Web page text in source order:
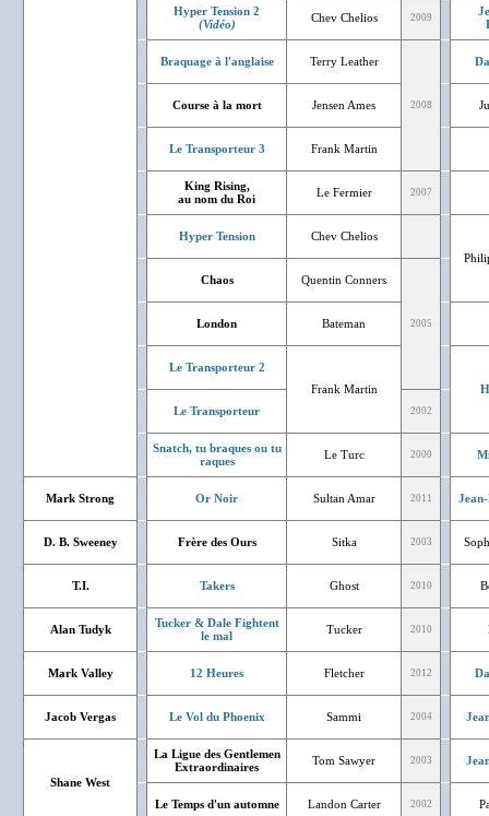
Hyper Tension 2
(Vidéo)
Chev Chelios 2009
Braquage à l'anglaise Terry Leather
2008
Course à la mort Jensen Ames
Le Transporteur 3 Frank Martin
King Rising,
au nom du Roi
Le Fermier 2007
Hyper Tension
Chev Chelios
Chaos
Quentin Conners
2005
London Bateman
Le Transporteur 2
Frank Martin
Le Transporteur
2002
Snatch, tu braques ou tu
raques
Le Turc 2000
Mark Strong Or Noir Sultan Amar 2011
D. B. Sweeney Frère des Ours Sitka 2003
T.I. Takers Ghost 2010
Alan Tudyk
Tucker & Dale Fightent
le mal
Tucker 2010
Mark Valley 12 Heures Fletcher 2012
Jacob Vergas Le Vol du Phoenix Sammi 2004
Shane West
La Ligue des Gentlemen
Extraordinaires
Tom Sawyer 2003
Le Temps d'un automne Landon Carter 2002